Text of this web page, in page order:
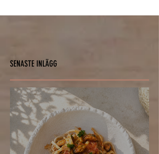
SENASTE INLÄGG